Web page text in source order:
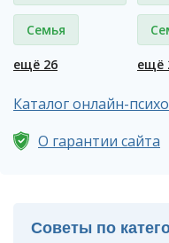
фобии
Семья
ещё 26 ещё
Каталог онлайн-
О гарантии сайта